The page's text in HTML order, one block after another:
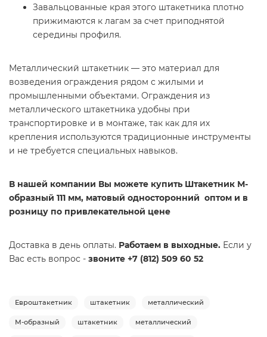
Завальцованные края этого штакетника плотно
прижимаются к лагам за счет приподнятой
середины профиля.
Металлический штакетник — это материал для
возведения ограждения рядом с жилыми и
промышленными объектами. Ограждения из
металлического штакетника удобны при
транспортировке и в монтаже, так как для их
крепления используются традиционные инструменты
и не требуется специальных навыков.
В нашей компании Вы можете купить Штакетник М-
образный 111 мм, матовый односторонний оптом и в
розницу по привлекательной цене
Доставка в день оплаты. Работаем в выходные. Если у
Вас есть вопрос - звоните +7 (812) 509 60 52
Евроштакетник штакетник металлический
М-образный штакетник металлический